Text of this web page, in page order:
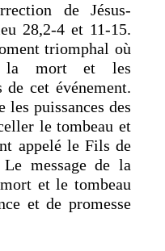
de Jésus-
28,2-4 et 11-15.
triomphal où
la mort et les
de cet événement.
puissances des
le tombeau et
appelé le Fils de
message de la
et le tombeau
et de promesse